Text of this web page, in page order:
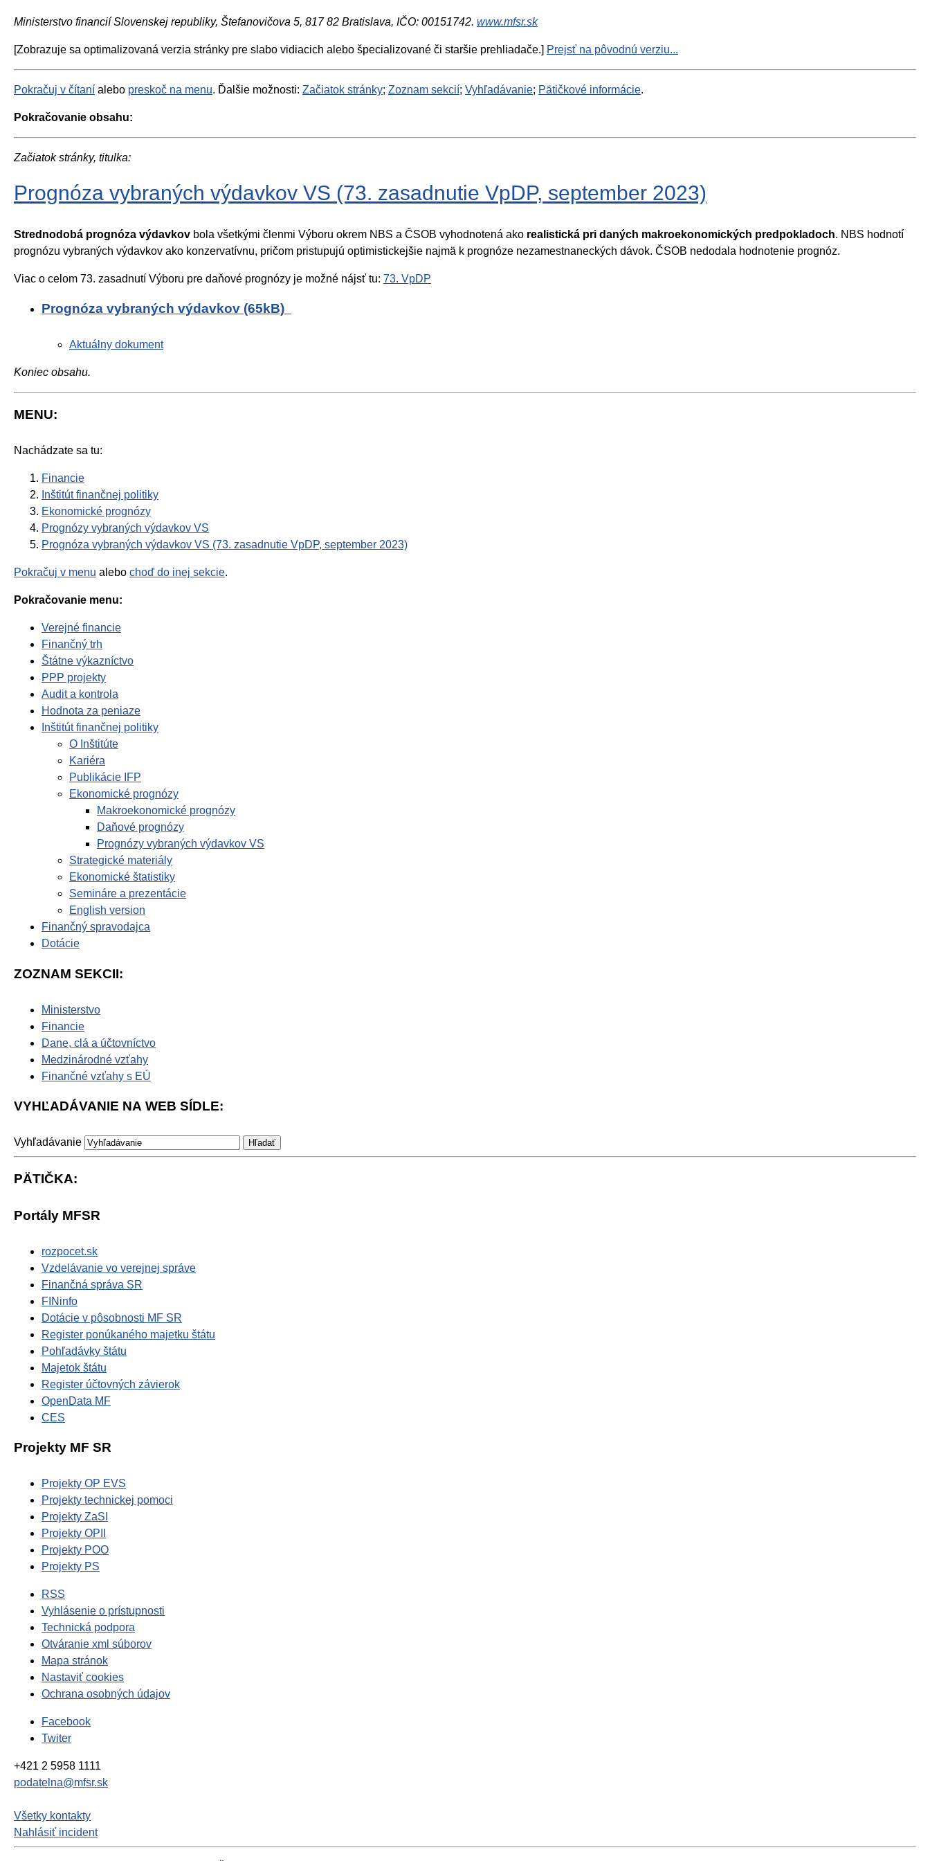
Ministerstvo financií Slovenskej republiky, Štefanovičova 5, 817 82 Bratislava, IČO: 00151742. www.mfsr.sk
[Zobrazuje sa optimalizovaná verzia stránky pre slabo vidiacich alebo špecializované či staršie prehliadače.] Prejsť na pôvodnú verziu...
Pokračuj v čítaní alebo preskoč na menu. Ďalšie možnosti: Začiatok stránky; Zoznam sekcií; Vyhľadávanie; Pätičkové informácie.
Pokračovanie obsahu:
Začiatok stránky, titulka:
Prognóza vybraných výdavkov VS (73. zasadnutie VpDP, september 2023)
Strednodobá prognóza výdavkov bola všetkými členmi Výboru okrem NBS a ČSOB vyhodnotená ako realistická pri daných makroekonomických predpokladoch. NBS hodnotí
prognózu vybraných výdavkov ako konzervatívnu, pričom pristupujú optimistickejšie najmä k prognóze nezamestnaneckých dávok. ČSOB nedodala hodnotenie prognóz.
Viac o celom 73. zasadnutí Výboru pre daňové prognózy je možné nájsť tu: 73. VpDP
Prognóza vybraných výdavkov (65kB)
Aktuálny dokument
Koniec obsahu.
MENU:
Nachádzate sa tu:
Financie
Inštitút finančnej politiky
Ekonomické prognózy
Prognózy vybraných výdavkov VS
Prognóza vybraných výdavkov VS (73. zasadnutie VpDP, september 2023)
Pokračuj v menu alebo choď do inej sekcie.
Pokračovanie menu:
Verejné financie
Finančný trh
Štátne výkazníctvo
PPP projekty
Audit a kontrola
Hodnota za peniaze
Inštitút finančnej politiky
O Inštitúte
Kariéra
Publikácie IFP
Ekonomické prognózy
Makroekonomické prognózy
Daňové prognózy
Prognózy vybraných výdavkov VS
Strategické materiály
Ekonomické štatistiky
Semináre a prezentácie
English version
Finančný spravodajca
Dotácie
ZOZNAM SEKCII:
Ministerstvo
Financie
Dane, clá a účtovníctvo
Medzinárodné vzťahy
Finančné vzťahy s EÚ
VYHĽADÁVANIE NA WEB SÍDLE:
Vyhľadávanie
PÄTIČKA:
Portály MFSR
rozpocet.sk
Vzdelávanie vo verejnej správe
Finančná správa SR
FINinfo
Dotácie v pôsobnosti MF SR
Register ponúkaného majetku štátu
Pohľadávky štátu
Majetok štátu
Register účtovných závierok
OpenData MF
CES
Projekty MF SR
Projekty OP EVS
Projekty technickej pomoci
Projekty ZaSI
Projekty OPII
Projekty POO
Projekty PS
RSS
Vyhlásenie o prístupnosti
Technická podpora
Otváranie xml súborov
Mapa stránok
Nastaviť cookies
Ochrana osobných údajov
Facebook
Twiter
+421 2 5958 1111
podatelna@mfsr.sk
Všetky kontakty
Nahlásiť incident